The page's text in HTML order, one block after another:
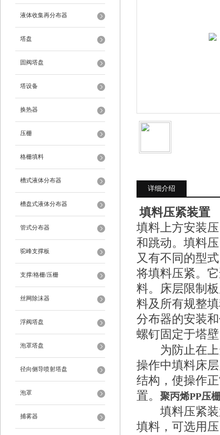
液体收集再分布器
塔盘
固阀塔盘
塔设备
换热器
压栅
格栅填料
槽式液体分布器
槽盘式液体分布器
管式分布器
驼峰支撑板
支撑/格栅/压栅
丝网除沫器
浮阀塔盘
泡罩塔盘
径向侧导喷射塔盘
泡罩
捕雾器
详细介绍
填料压紧装置
填料上方安装
和跳动。填料
又有不同的型
将填料压紧。
料。床层限制
料及所有规整
分布器的安装
螺钉固定于塔
为防止在上
操作中填料床
结构，使操作
置。 聚丙烯PP压
填料压紧装
填料，可选用